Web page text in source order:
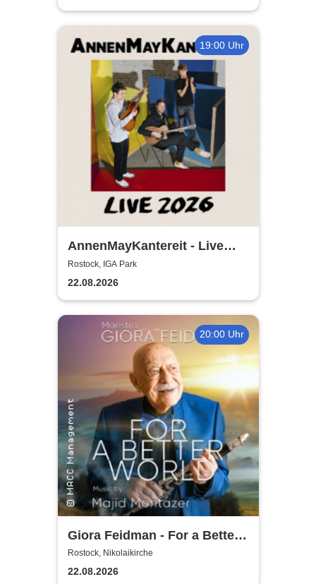
19:00 Uhr
AnnenMayKantereit - Live
2026
Rostock, IGA Park
22.08.2026
20:00 Uhr
Giora Feidman - For a Better
World
Rostock, Nikolaikirche
22.08.2026